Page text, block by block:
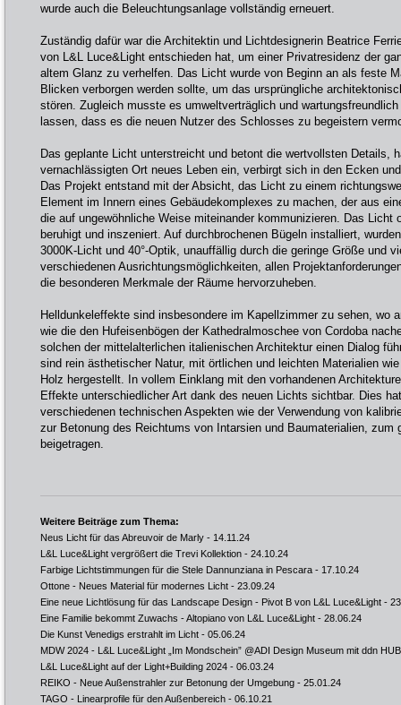
wurde auch die Beleuchtungsanlage vollständig erneuert.
Zuständig dafür war die Architektin und Lichtdesignerin Beatrice
von L&L Luce&Light entschieden hat, um einer Privatresidenz der
altem Glanz zu verhelfen. Das Licht wurde von Beginn an als feste
Blicken verborgen werden sollte, um das ursprüngliche
stören. Zugleich musste es umweltverträglich und
lassen, dass es die neuen Nutzer des Schlosses zu begeistern
Das geplante Licht unterstreicht und betont die wertvollsten Details,
vernachlässigten Ort neues Leben ein, verbirgt sich in den Ecken
Das Projekt entstand mit der Absicht, das Licht zu einem
Element im Innern eines Gebäudekomplexes zu machen, der aus
die auf ungewöhnliche Weise miteinander kommunizieren. Das Licht
beruhigt und inszeniert. Auf durchbrochenen Bügeln installiert,
3000K-Licht und 40°-Optik, unauffällig durch die geringe Größe und
verschiedenen Ausrichtungsmöglichkeiten, allen
die besonderen Merkmale der Räume hervorzuheben.
Helldunkeleffekte sind insbesondere im Kapellzimmer zu sehen, wo
wie die den Hufeisenbögen der Kathedralmoschee von Cordoba
solchen der mittelalterlichen italienischen Architektur einen Dialog
sind rein ästhetischer Natur, mit örtlichen und leichten Materialien
Holz hergestellt. In vollem Einklang mit den vorhandenen
Effekte unterschiedlicher Art dank des neuen Lichts sichtbar. Dies
verschiedenen technischen Aspekten wie der Verwendung von
zur Betonung des Reichtums von Intarsien und Baumaterialien, zum
beigetragen.
Weitere Beiträge zum Thema:
Neus Licht für das Abreuvoir de Marly - 14.11.24
L&L Luce&Light vergrößert die Trevi Kollektion - 24.10.24
Farbige Lichtstimmungen für die Stele Dannunziana in Pescara - 17.10.24
Ottone - Neues Material für modernes Licht - 23.09.24
Eine neue Lichtlösung für das Landscape Design - Pivot B von L&L Luce&Light -
Eine Familie bekommt Zuwachs - Altopiano von L&L Luce&Light - 28.06.24
Die Kunst Venedigs erstrahlt im Licht - 05.06.24
MDW 2024 - L&L Luce&Light „Im Mondschein” @ADI Design Museum mit ddn HUB
L&L Luce&Light auf der Light+Building 2024 - 06.03.24
REIKO - Neue Außenstrahler zur Betonung der Umgebung - 25.01.24
TAGO - Linearprofile für den Außenbereich - 06.10.21